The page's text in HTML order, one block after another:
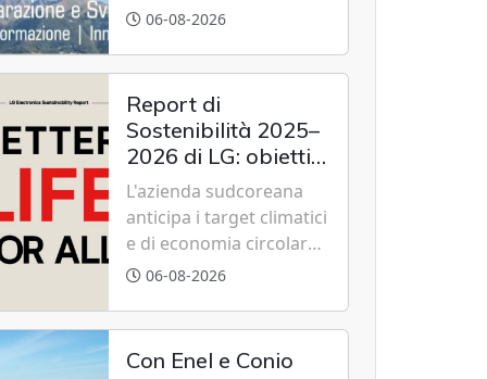
via il recupero dell'ex
modello di partenariato
pubblico-privato e a una
rete di partner strategici
d'eccellenza.
06-08-2026
Report di
Sostenibilità 2025–
2026 di LG: obiettivi
2030 raggiunti con
cinque anni
d'anticipo
L'azienda sudcoreana
anticipa i target climatici
e di economia circolare,
confermando
a innovazione,
accessibilità e
06-08-2026
Con Enel e Conio